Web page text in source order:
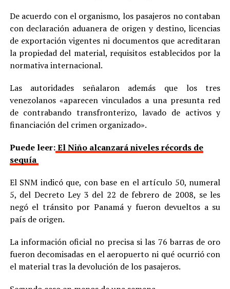
De acuerdo con el organismo, los pasajeros no contaban
con declaración aduanera de origen y destino, licencias
de exportación vigentes ni documentos que acreditaran
la propiedad del material, requisitos establecidos por la
normativa internacional.
Las autoridades señalaron además que los tres
venezolanos «aparecen vinculados a una presunta red
de contrabando transfronterizo, lavado de activos y
financiación del crimen organizado».
Puede leer:El Niño alcanzará niveles récords de
sequía
El SNM indicó que, con base en el artículo 50, numeral
5, del Decreto Ley 3 del 22 de febrero de 2008, se les
negó el tránsito por Panamá y fueron devueltos a su
país de origen.
La información oficial no precisa si las 76 barras de oro
fueron decomisadas en el aeropuerto ni qué ocurrió con
el material tras la devolución de los pasajeros.